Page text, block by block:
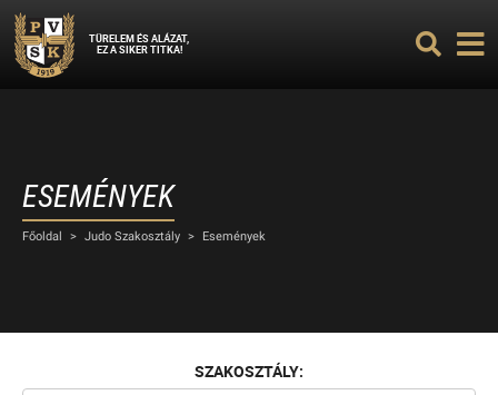
TÜRELEM ÉS ALÁZAT,
EZ A SIKER TITKA!
ESEMÉNYEK
Főoldal > Judo Szakosztály > Események
SZAKOSZTÁLY: